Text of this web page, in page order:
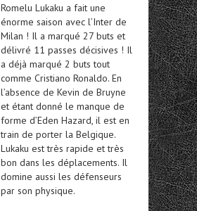
Romelu Lukaku a fait une
énorme saison avec l’Inter de
Milan ! Il a marqué 27 buts et
délivré 11 passes décisives ! Il
a déjà marqué 2 buts tout
comme Cristiano Ronaldo. En
l’absence de Kevin de Bruyne
et étant donné le manque de
forme d’Eden Hazard, il est en
train de porter la Belgique.
Lukaku est très rapide et très
bon dans les déplacements. Il
domine aussi les défenseurs
par son physique.